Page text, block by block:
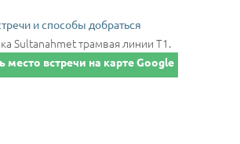
и способы добраться
Sultanahmet трамвая линии T1.
место встречи на карте Google